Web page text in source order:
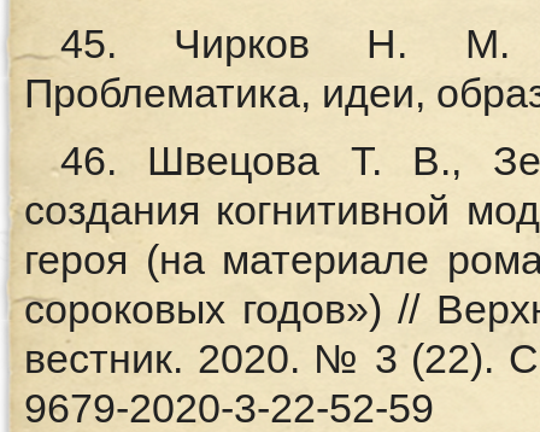
45. Чирков Н. М. О
Проблематика, идеи,
46. Швецова Т. В.,
создания когнитивной
героя (на материале
сороковых годов») //
вестник. 2020. № 3 (22).
9679-2020-3-22-52-59